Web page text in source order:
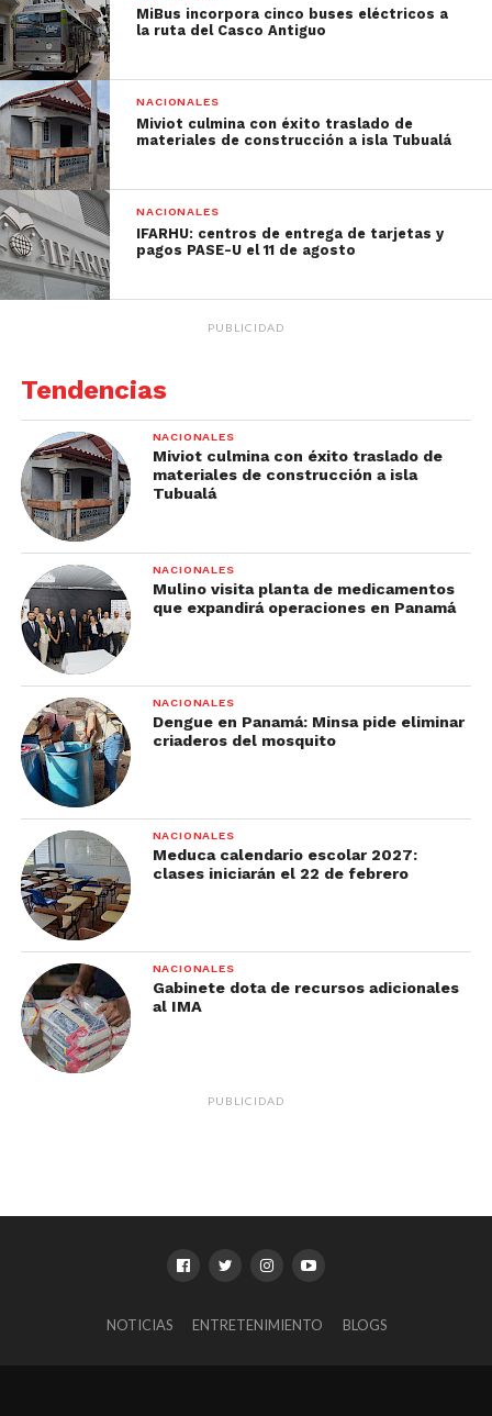
MiBus incorpora cinco buses eléctricos a
la ruta del Casco Antiguo
NACIONALES
Miviot culmina con éxito traslado de
materiales de construcción a isla Tubualá
NACIONALES
IFARHU: centros de entrega de tarjetas y
pagos PASE-U el 11 de agosto
PUBLICIDAD
Tendencias
NACIONALES
Miviot culmina con éxito traslado de
materiales de construcción a isla
Tubualá
NACIONALES
Mulino visita planta de medicamentos
que expandirá operaciones en Panamá
NACIONALES
Dengue en Panamá: Minsa pide eliminar
criaderos del mosquito
NACIONALES
Meduca calendario escolar 2027:
clases iniciarán el 22 de febrero
NACIONALES
Gabinete dota de recursos adicionales
al IMA
PUBLICIDAD
NOTICIAS ENTRETENIMIENTO BLOGS